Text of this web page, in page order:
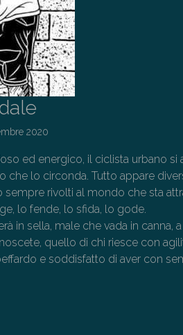
2020
ed energico, il ciclista urbano
che lo circonda. Tutto appare
sempre rivolti al mondo che sta
lo fende, lo sfida, lo gode.
in sella, male che vada in canna,
quello di chi riesce con
e soddisfatto di aver con